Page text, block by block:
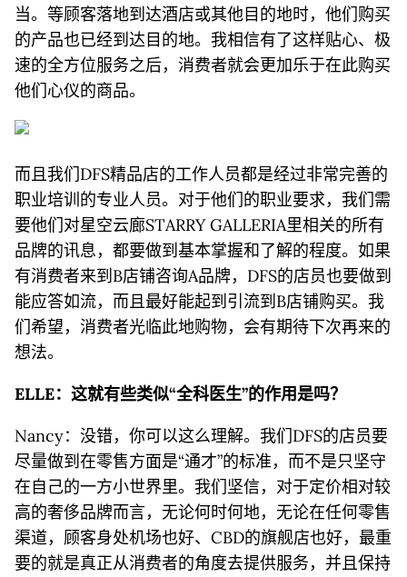
当。等顾客落地到达酒店或其他目的地时，他们购买
的产品也已经到达目的地。我相信有了这样贴心、极
速的全方位服务之后，消费者就会更加乐于在此购买
他们心仪的商品。
而且我们DFS精品店的工作人员都是经过非常完善的
职业培训的专业人员。对于他们的职业要求，我们需
要他们对星空云廊STARRY GALLERIA里相关的所有
品牌的讯息，都要做到基本掌握和了解的程度。如果
有消费者来到B店铺咨询A品牌，DFS的店员也要做到
能应答如流，而且最好能起到引流到B店铺购买。我
们希望，消费者光临此地购物，会有期待下次再来的
想法。
ELLE：这就有些类似“全科医生”的作用是吗？
Nancy：没错，你可以这么理解。我们DFS的店员要
尽量做到在零售方面是“通才”的标准，而不是只坚守
在自己的一方小世界里。我们坚信，对于定价相对较
高的奢侈品牌而言，无论何时何地，无论在任何零售
渠道，顾客身处机场也好、CBD的旗舰店也好，最重
要的就是真正从消费者的角度去提供服务，并且保持